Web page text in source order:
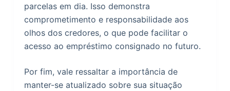
parcelas em dia. Isso demonstra
comprometimento e responsabilidade aos
olhos dos credores, o que pode facilitar o
acesso ao empréstimo consignado no futuro.
Por fim, vale ressaltar a importância de
manter-se atualizado sobre sua situação